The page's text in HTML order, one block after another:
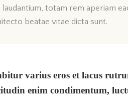
totam rem aperiam
beatae vitae dicta sunt.
varius eros et lacus
enim condimentum,